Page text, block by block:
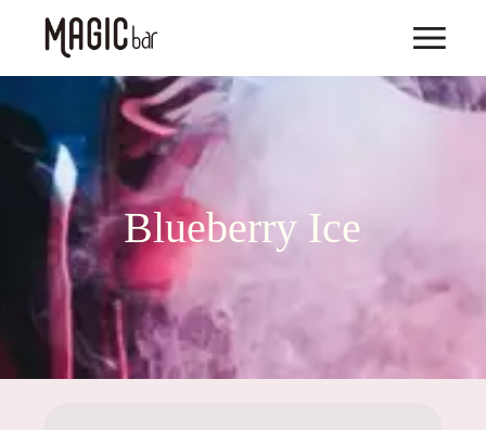
Blueberry Ice